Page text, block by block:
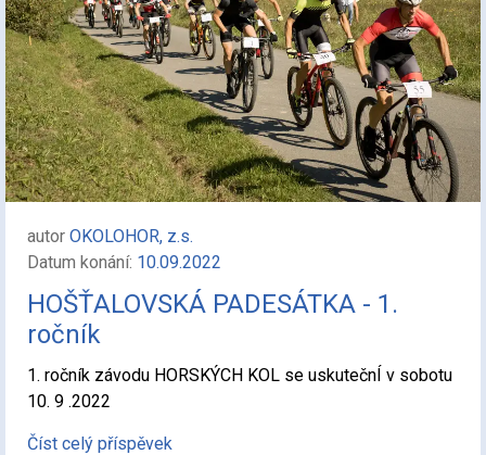
autor OKOLOHOR, z.s.
Datum konání: 10.09.2022
HOŠŤALOVSKÁ PADESÁTKA - 1.
ročník
1. ročník závodu HORSKÝCH KOL se uskutečnÍ v sobotu
10. 9 .2022
Číst celý příspěvek